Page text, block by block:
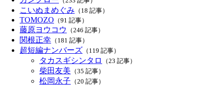
こいぬまめぐみ （18 記事）
TOMOZO （91 記事）
藤原ヨウコウ （246 記事）
関根正幸 （181 記事）
超短編ナンバーズ （119 記事）
タカスギシンタロ （23 記事）
柴田友美 （35 記事）
松岡永子 （20 記事）